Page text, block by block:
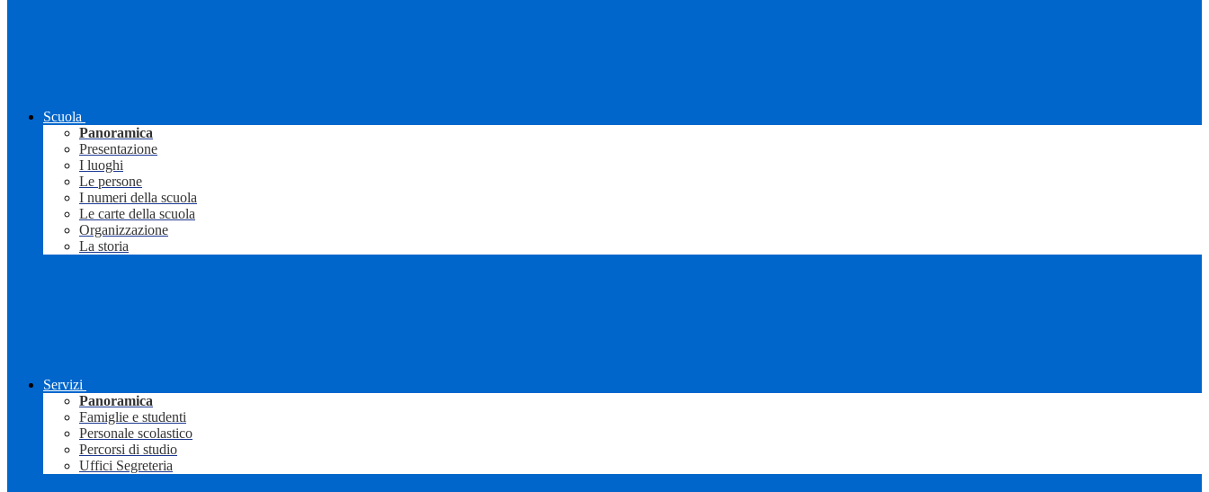
Scuola
Panoramica
Presentazione
I luoghi
Le persone
I numeri della scuola
Le carte della scuola
Organizzazione
La storia
Servizi
Panoramica
Famiglie e studenti
Personale scolastico
Percorsi di studio
Uffici Segreteria